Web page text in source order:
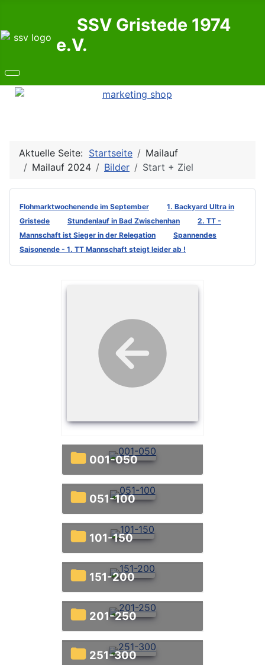
SSV Gristede 1974
e.V.
Aktuelle Seite: Startseite
Mailauf
Mailauf 2024
Bilder Start + Ziel
Flohmarktwochenende im September
1. Backyard Ultra in
Gristede
Stundenlauf in Bad Zwischenhan
2. TT -
Mannschaft ist Sieger in der Relegation
Spannendes
Saisonende - 1. TT Mannschaft steigt leider ab !
001-050
051-100
101-150
151-200
201-250
251-300